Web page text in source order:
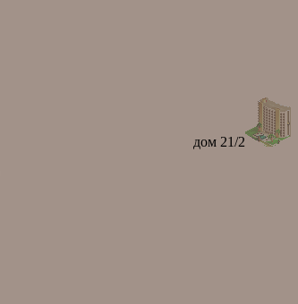
дом 21/2